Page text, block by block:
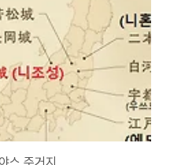
에 만들어진 커다란 비석이 있습